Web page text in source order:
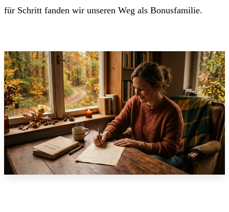
für Schritt fanden wir unseren Weg als Bonusfamilie.